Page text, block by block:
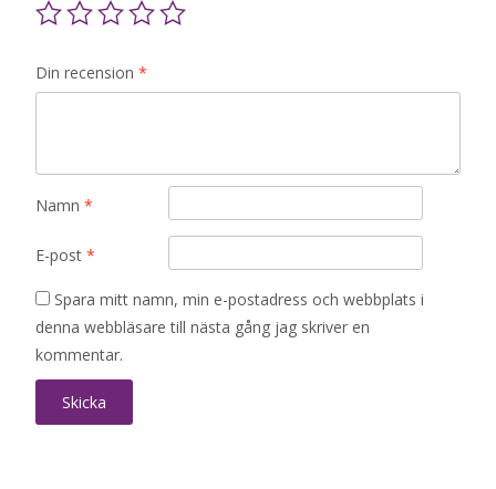
Din recension *
Namn *
E-post *
Spara mitt namn, min e-postadress och webbplats i
denna webbläsare till nästa gång jag skriver en
kommentar.